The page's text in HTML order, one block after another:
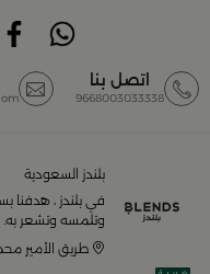
أفضل المنتجات
منزلك وإضفاء لمسات
أواني تقديم فاخرة
اتصل بنا
9668003033338
بلندز السعودية
في بلندز ، هدفنا
وتلمسه وتشعر به. سجل
طريق الأمير